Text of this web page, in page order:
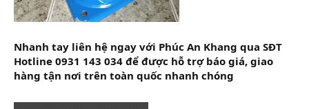
Nhanh tay liên hệ ngay với Phúc An Khang qua SĐT
Hotline 0931 143 034 để được hỗ trợ báo giá, giao
hàng tận nơi trên toàn quốc nhanh chóng